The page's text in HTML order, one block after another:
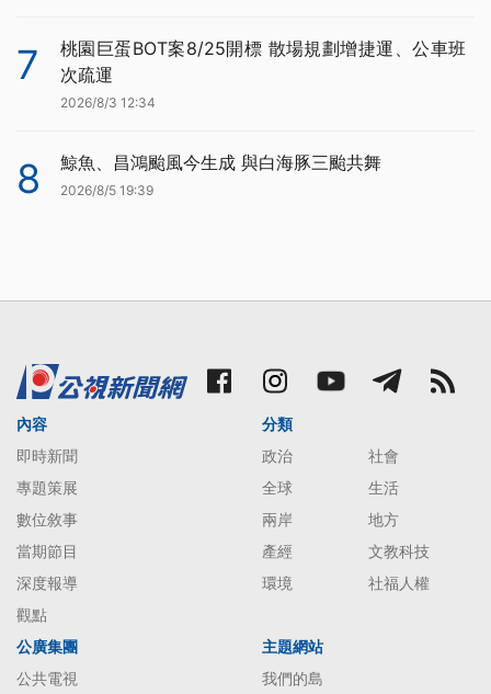
7
桃園巨蛋BOT案8/25開標 散場規劃增捷運、公車班
次疏運
2026/8/3 12:34
8 鯨魚、昌鴻颱風今生成 與白海豚三颱共舞
2026/8/5 19:39
內容
即時新聞
專題策展
數位敘事
當期節目
深度報導
觀點
分類
政治
社會
全球
生活
兩岸
地方
產經
文教科技
環境
社福人權
公廣集團
公共電視
主題網站
我們的島